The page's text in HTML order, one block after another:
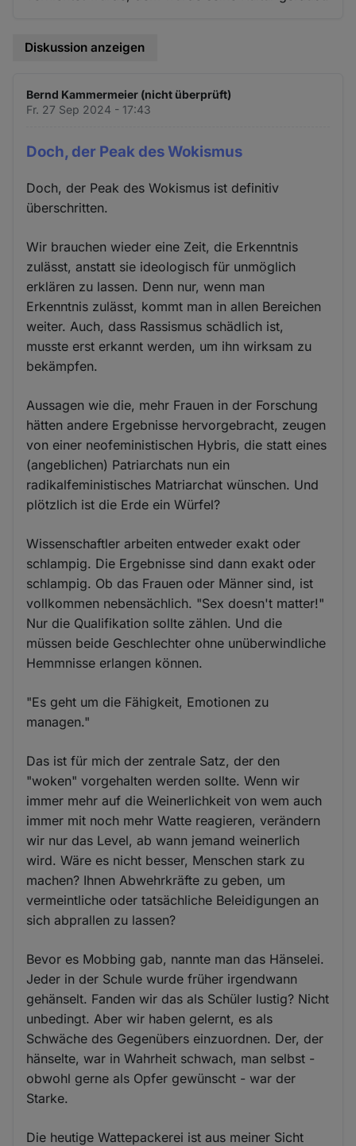
Diskussion anzeigen
Bernd Kammermeier (nicht überprüft)
Fr. 27 Sep 2024 - 17:43
Doch, der Peak des Wokismus
Doch, der Peak des Wokismus ist definitiv
überschritten.
Wir brauchen wieder eine Zeit, die Erkenntnis
zulässt, anstatt sie ideologisch für unmöglich
erklären zu lassen. Denn nur, wenn man
Erkenntnis zulässt, kommt man in allen Bereichen
weiter. Auch, dass Rassismus schädlich ist,
musste erst erkannt werden, um ihn wirksam zu
bekämpfen.
Aussagen wie die, mehr Frauen in der Forschung
hätten andere Ergebnisse hervorgebracht, zeugen
von einer neofeministischen Hybris, die statt eines
(angeblichen) Patriarchats nun ein
radikalfeministisches Matriarchat wünschen. Und
plötzlich ist die Erde ein Würfel?
Wissenschaftler arbeiten entweder exakt oder
schlampig. Die Ergebnisse sind dann exakt oder
schlampig. Ob das Frauen oder Männer sind, ist
vollkommen nebensächlich. "Sex doesn't matter!"
Nur die Qualifikation sollte zählen. Und die
müssen beide Geschlechter ohne unüberwindliche
Hemmnisse erlangen können.
"Es geht um die Fähigkeit, Emotionen zu
managen."
Das ist für mich der zentrale Satz, der den
"woken" vorgehalten werden sollte. Wenn wir
immer mehr auf die Weinerlichkeit von wem auch
immer mit noch mehr Watte reagieren, verändern
wir nur das Level, ab wann jemand weinerlich
wird. Wäre es nicht besser, Menschen stark zu
machen? Ihnen Abwehrkräfte zu geben, um
vermeintliche oder tatsächliche Beleidigungen an
sich abprallen zu lassen?
Bevor es Mobbing gab, nannte man das Hänselei.
Jeder in der Schule wurde früher irgendwann
gehänselt. Fanden wir das als Schüler lustig? Nicht
unbedingt. Aber wir haben gelernt, es als
Schwäche des Gegenübers einzuordnen. Der, der
hänselte, war in Wahrheit schwach, man selbst -
obwohl gerne als Opfer gewünscht - war der
Starke.
Die heutige Wattepackerei ist aus meiner Sicht